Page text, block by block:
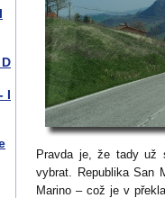
I
Pravda je, že tady už
vybrat. Republika San
Marino – což je v